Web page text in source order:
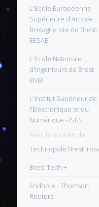
L'Ecole Européenne
Supérieure d'Arts de
Bretagne site de Brest-
EESAB
L'Ecole Nationale
d'Ingénieurs de Brest -
ENIB
L'Institut Supérieur de
l'Electronique et du
Numérique - ISEN
Avec le soutien de :
Technopole Brest
Brest Tech +
Endnote - Thomson
Reuters